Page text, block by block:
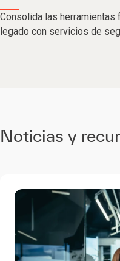
Consolida las
legado con servicios de
Noticias y